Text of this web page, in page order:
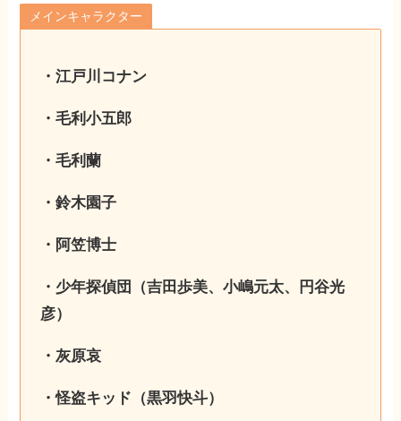
メインキャラクター
・江戸川コナン
・毛利小五郎
・毛利蘭
・鈴木園子
・阿笠博士
・少年探偵団（吉田歩美、小嶋元太、円谷光
彦）
・灰原哀
・怪盗キッド（黒羽快斗）